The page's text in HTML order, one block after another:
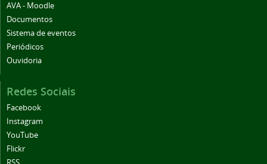
AVA - Moodle
Documentos
Sistema de eventos
Periódicos
Ouvidoria
Redes Sociais
Facebook
Instagram
YouTube
Flickr